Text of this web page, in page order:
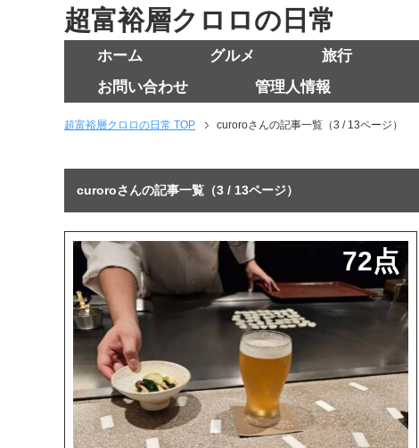
超富裕層クロロの日常
ホーム グルメ 旅行
お問い合わせ
管理人情報
超富裕層クロロの日常 TOP curoroさんの記事一覧（3 / 13ページ）
curoroさんの記事一覧（3 / 13ページ）
72点